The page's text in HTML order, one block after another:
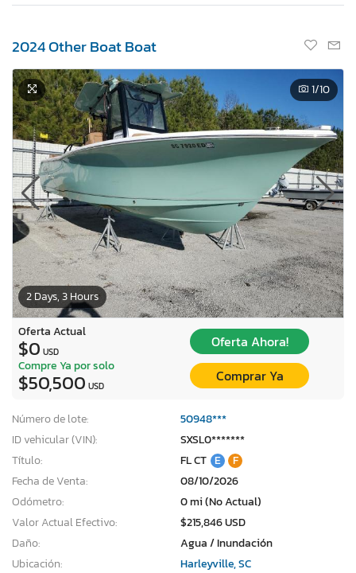
2024 Other Boat Boat
2 Days, 3 Hours
1/10
Oferta Actual
$0 USD
Oferta Ahora!
Compre Ya por solo
$50,500 USD
Comprar Ya
Número de lote:
50948***
ID vehicular (VIN):
SXSL0*******
Título:
FL CT E
F
Fecha de Venta:
08/10/2026
Odómetro:
0 mi (No Actual)
Valor Actual Efectivo:
$215,846 USD
Daño:
Agua / Inundación
Ubicación:
Harleyville, SC